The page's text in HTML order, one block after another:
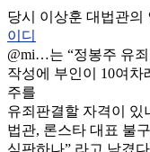
당시 이상훈 대법관의
이디
@mi…는 “정봉주 유
작성에 부인이 10여
주를
유죄판결할 자격이 있
법관, 론스타 대표 불
심판하나” 라고 남겼